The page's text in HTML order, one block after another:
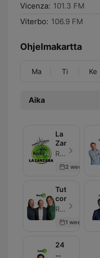
Vicenza: 101.3 FM
Viterbo: 106.9 FM
Ohjelmakartta
Ma Ti Ke
Aika
La
Zanzara
Radio 24 - Jakso 30
2 weeks ago
Tutti
convocati
Radio 24 - Jakso 30
1 week ago
24
Mattino